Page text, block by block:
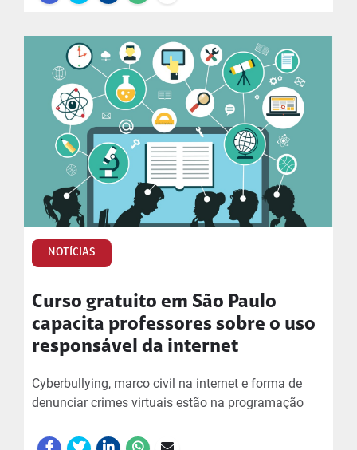
NOTÍCIAS
Curso gratuito em São Paulo
capacita professores sobre o uso
responsável da internet
Cyberbullying, marco civil na internet e forma de
denunciar crimes virtuais estão na programação